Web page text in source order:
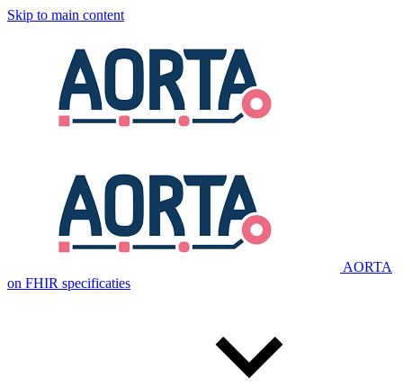
Skip to main content
AORTA
on FHIR specificaties